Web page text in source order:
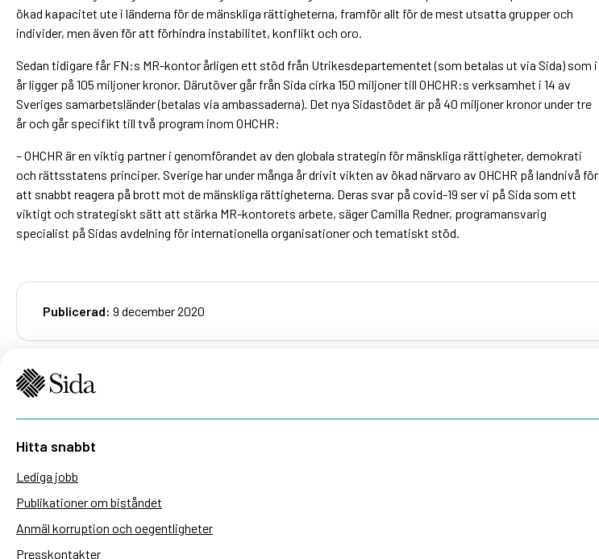
ökad kapacitet ute i länderna för de mänskliga rättigheterna, framför allt för de mest utsatta grupper och
individer, men även för att förhindra instabilitet, konflikt och oro.
Sedan tidigare får FN:s MR-kontor årligen ett stöd från Utrikesdepartementet (som betalas ut via Sida) som i
år ligger på 105 miljoner kronor. Därutöver går från Sida cirka 150 miljoner till OHCHR:s verksamhet i 14 av
Sveriges samarbetsländer (betalas via ambassaderna). Det nya Sidastödet är på 40 miljoner kronor under tre
år och går specifikt till två program inom OHCHR:
– OHCHR är en viktig partner i genomförandet av den globala strategin för mänskliga rättigheter, demokrati
och rättsstatens principer. Sverige har under många år drivit vikten av ökad närvaro av OHCHR på landnivå för
att snabbt reagera på brott mot de mänskliga rättigheterna. Deras svar på covid-19 ser vi på Sida som ett
viktigt och strategiskt sätt att stärka MR-kontorets arbete, säger Camilla Redner, programansvarig
specialist på Sidas avdelning för internationella organisationer och tematiskt stöd.
Publicerad: 9 december 2020
Hitta snabbt
Lediga jobb
Publikationer om biståndet
Anmäl korruption och oegentligheter
Presskontakter